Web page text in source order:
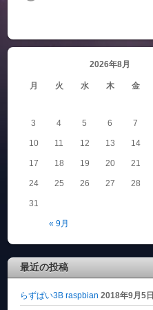
2026年8月
月 火 水 木 金
« 9月
3 4 5 6 7
10 11 12 13 14
17 18 19 20 21
24 25 26 27 28
31
最近の投稿
らずぱい3B raspbian 2018年9月5日